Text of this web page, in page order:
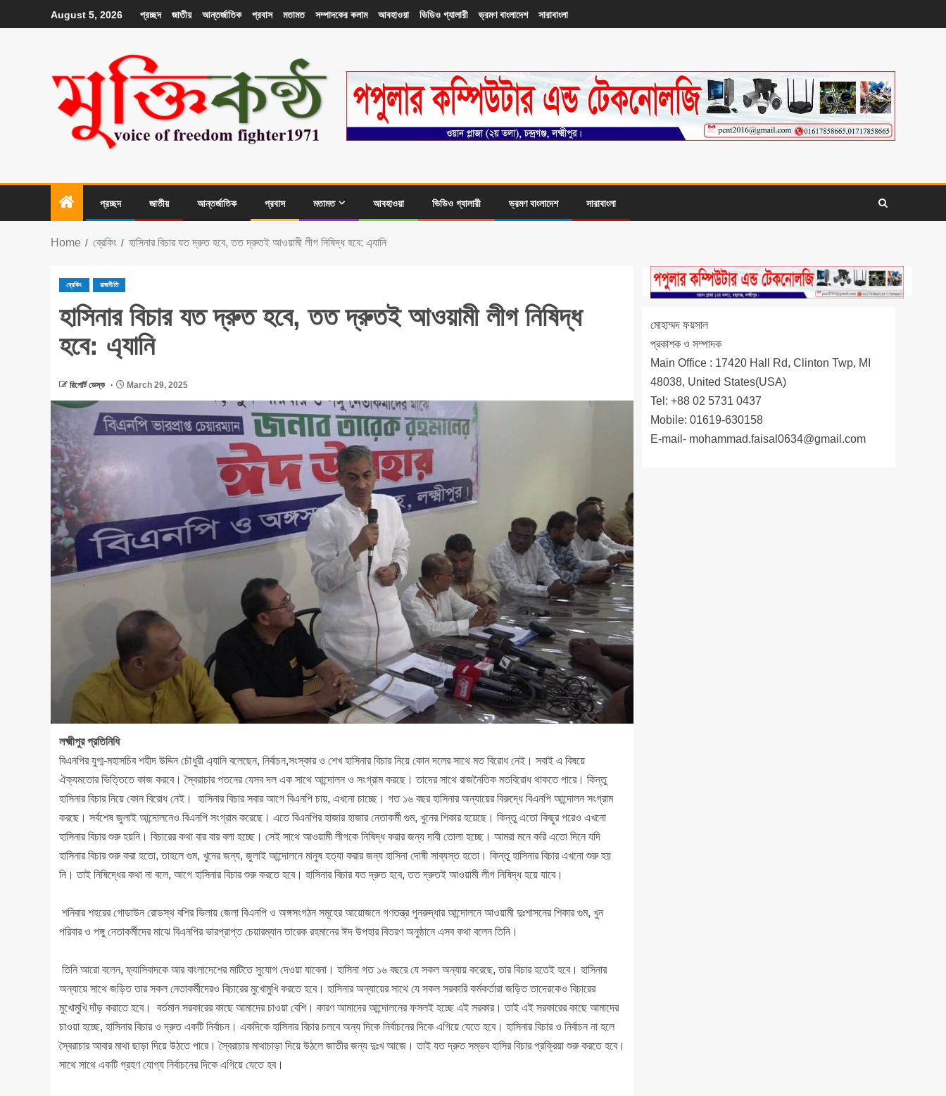
August 5, 2026 প্রচ্ছদ জাতীয় আন্তর্জাতিক প্রবাস মতামত সম্পাদকের কলাম আবহাওয়া ভিডিও গ্যালারী ভ্রমণ বাংলাদেশ সারাবাংলা
প্রচ্ছদ জাতীয় আন্তর্জাতিক প্রবাস মতামত আবহাওয়া ভিডিও গ্যালারী ভ্রমণ বাংলাদেশ সারাবাংলা
Home ব্রেকিং হাসিনার বিচার যত দ্রুত হবে, তত দ্রুতই আওয়ামী লীগ নিষিদ্ধ হবে: এ্যানি
ব্রেকিং রাজনীতি
হাসিনার বিচার যত দ্রুত হবে, তত দ্রুতই আওয়ামী লীগ নিষিদ্ধ
হবে: এ্যানি
রিপোর্ট ডেস্ক March 29, 2025
লক্ষ্মীপুর প্রতিনিধি
বিএনপির যুগ্ম-মহাসচিব শহীদ উদ্দিন চৌধুরী এ্যানি বলেছেন, নির্বাচন,সংস্কার ও শেখ হাসিনার বিচার নিয়ে কোন দলের সাথে মত বিরোধ নেই। সবাই এ বিষয়ে
ঐক্যমতোর ভিত্তিতে কাজ করবে। স্বৈরাচার পতনের যেসব দল এক সাথে আন্দোলন ও সংগ্রাম করছে। তাদের সাথে রাজনৈতিক মতবিরোধ থাকতে পারে। কিন্তু
হাসিনার বিচার নিয়ে কোন বিরোধ নেই। হাসিনার বিচার সবার আগে বিএনপি চায়, এখনো চাচ্ছে। গত ১৬ বছর হাসিনার অন্যায়ের বিরুদ্ধে বিএনপি আন্দোলন সংগ্রাম
করছে। সর্বশেষ জুলাই আন্দোলনেও বিএনপি সংগ্রাম করেছে। এতে বিএনপির হাজার হাজার নেতাকর্মী গুম, খুনের শিকার হয়েছে। কিন্তু এতো কিছুর পরেও এখনো
হাসিনার বিচার শুরু হয়নি। বিচারের কথা বার বার বলা হচ্ছে। সেই সাথে আওয়ামী লীগকে নিষিদ্ধ করার জন্য দাবী তোলা হচ্ছে। আমরা মনে করি এতো দিনে যদি
হাসিনার বিচার শুরু করা হতো, তাহলে গুম, খুনের জন্য, জুলাই আন্দোলনে মানুষ হত্যা করার জন্য হাসিনা দোষী সাব্যস্ত হতো। কিন্তু হাসিনার বিচার এখনো শুরু হয়
নি। তাই নিষিদ্ধের কথা না বলে, আগে হাসিনার বিচার শুরু করতে হবে। হাসিনার বিচার যত দ্রুত হবে, তত দ্রুতই আওয়ামী লীগ নিষিদ্ধ হয়ে যাবে।
শনিবার শহরের গোডাউন রোডস্থ বশির ভিলায় জেলা বিএনপি ও অঙ্গসংগঠন সমূহের আয়োজনে গণতন্ত্র পুনরুদ্ধার আন্দোলনে আওয়ামী দুঃশাসনের শিকার গুম, খুন
পরিবার ও পঙ্গু নেতাকর্মীদের মাঝে বিএনপির ভারপ্রাপ্ত চেয়ারম্যান তারেক রহমানের ঈদ উপহার বিতরণ অনুষ্ঠানে এসব কথা বলেন তিনি।
তিনি আরো বলেন, ফ্যাসিবাদকে আর বাংলাদেশের মাটিতে সুযোগ দেওয়া যাবেনা। হাসিনা গত ১৬ বছরে যে সকল অন্যায় করেছে, তার বিচার হতেই হবে। হাসিনার
অন্যায়ে সাথে জড়িত তার সকল নেতাকর্মীদেরও বিচারের মুখোমুখি করতে হবে। হাসিনার অন্যায়ের সাথে যে সকল সরকারি কর্মকর্তারা জড়িত তাদেরকেও বিচারের
মুখোমুখি দাঁড় করাতে হবে। বর্তমান সরকারের কাছে আমাদের চাওয়া বেশি। কারণ আমাদের আন্দোলনের ফসলই হচ্ছে এই সরকার। তাই এই সরকারের কাছে আমাদের
চাওয়া হচ্ছে, হাসিনার বিচার ও দ্রুত একটি নির্বাচন। একদিকে হাসিনার বিচার চলবে অন্য দিকে নির্বাচনের দিকে এগিয়ে যেতে হবে। হাসিনার বিচার ও নির্বাচন না হলে
স্বৈরাচার আবার মাথা ছাড়া দিয়ে উঠতে পারে। স্বৈরাচার মাথাচাড়া দিয়ে উঠলে জাতীর জন্য দুঃখ আজে। তাই যত দ্রুত সম্ভব হাসির বিচার প্রক্রিয়া শুরু করতে হবে।
সাথে সাথে একটি গ্রহণ যোগ্য নির্বাচনের দিকে এগিয়ে যেতে হব।
মোহাম্মদ ফয়সাল
প্রকাশক ও সম্পাদক
Main Office : 17420 Hall Rd, Clinton Twp, MI
48038, United States(USA)
Tel: +88 02 5731 0437
Mobile: 01619-630158
E-mail- mohammad.faisal0634@gmail.com